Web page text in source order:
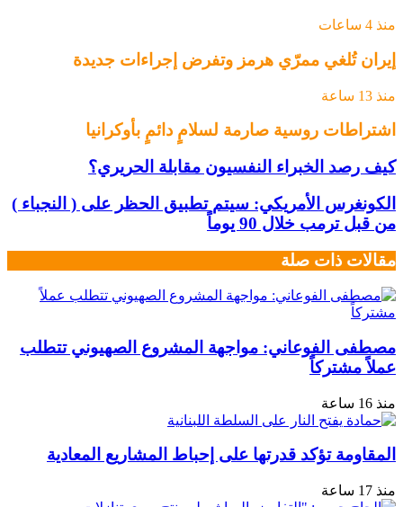
منذ 4 ساعات
إيران تُلغي ممرّي هرمز وتفرض إجراءات جديدة
منذ 13 ساعة
اشتراطات روسية صارمة لسلامٍ دائمٍ بأوكرانيا
كيف رصد الخبراء النفسيون مقابلة الحريري؟
الكونغرس الأمريكي: سيتم تطبيق الحظر على ( النجباء )
من قبل ترمب خلال 90 يوماً
مقالات ذات صلة
مصطفى الفوعاني: مواجهة المشروع الصهيوني تتطلب
عملاً مشتركاً
منذ 16 ساعة
المقاومة تؤكد قدرتها على إحباط المشاريع المعادية
منذ 17 ساعة